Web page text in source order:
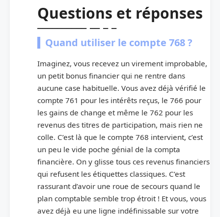
Questions et réponses
Quand utiliser le compte 768 ?
Imaginez, vous recevez un virement improbable,
un petit bonus financier qui ne rentre dans
aucune case habituelle. Vous avez déjà vérifié le
compte 761 pour les intérêts reçus, le 766 pour
les gains de change et même le 762 pour les
revenus des titres de participation, mais rien ne
colle. C’est là que le compte 768 intervient, c’est
un peu le vide poche génial de la compta
financière. On y glisse tous ces revenus financiers
qui refusent les étiquettes classiques. C’est
rassurant d’avoir une roue de secours quand le
plan comptable semble trop étroit ! Et vous, vous
avez déjà eu une ligne indéfinissable sur votre